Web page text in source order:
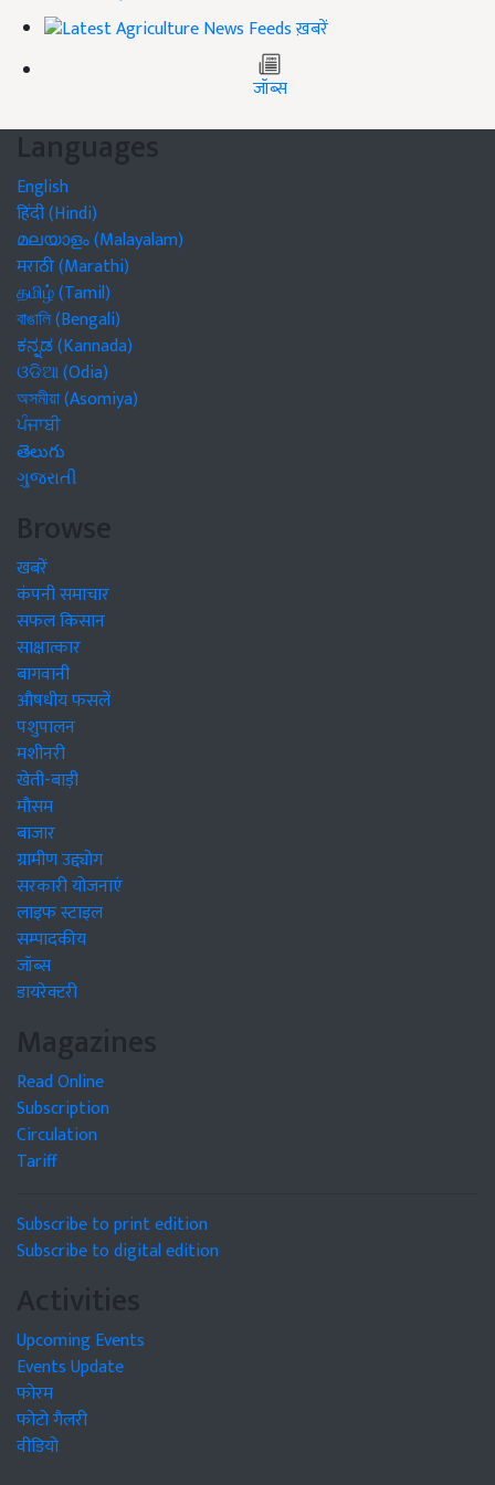
ख़बरें
जॉब्स
Languages
English
हिंदी (Hindi)
മലയാളം (Malayalam)
मराठी (Marathi)
தமிழ் (Tamil)
বাঙালি (Bengali)
ಕನ್ನಡ (Kannada)
ଓଡିଆ (Odia)
অসমীয়া (Asomiya)
ਪੰਜਾਬੀ
తెలుగు
ગુજરાતી
Browse
खबरें
कंपनी समाचार
सफल किसान
साक्षात्कार
बागवानी
औषधीय फसलें
पशुपालन
मशीनरी
खेती-बाड़ी
मौसम
बाजार
ग्रामीण उद्द्योग
सरकारी योजनाएं
लाइफ स्टाइल
सम्पादकीय
जॉब्स
डायरेक्टरी
Magazines
Read Online
Subscription
Circulation
Tariff
Subscribe to print edition
Subscribe to digital edition
Activities
Upcoming Events
Events Update
फोरम
फोटो गैलरी
वीडियो